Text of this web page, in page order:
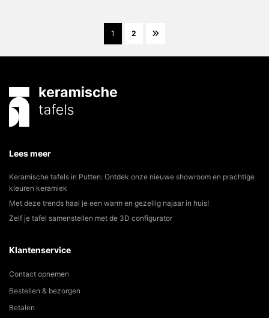
1 2
Lees meer
Keramische tafels in Putten: Ontdek onze nieuwe showroom en prachtige
kleuren keramiek
Met deze trends haal je een warm en gezellig najaar in huis!
Zelf je tafel samenstellen met de 3D configurator
Klantenservice
Contact opnemen
Bestellen & bezorgen
Betalen